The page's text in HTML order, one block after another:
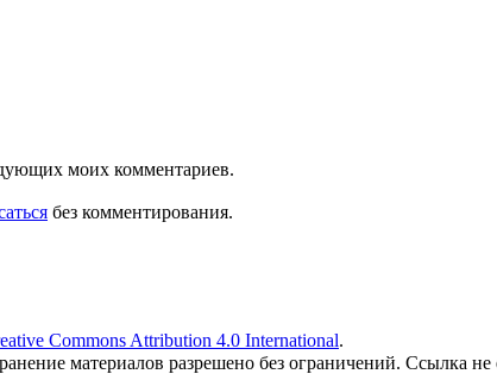
моих комментариев.
без комментирования.
Commons Attribution 4.0 International.
материалов разрешено без ограничений. Ссылка не